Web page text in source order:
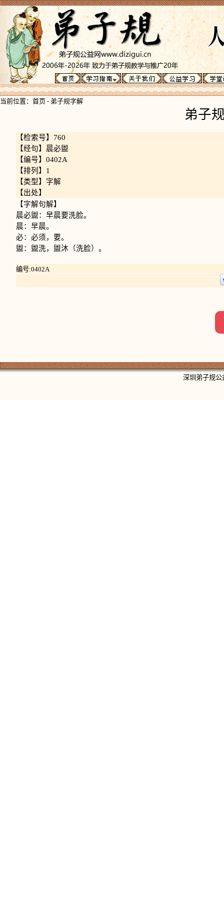
当前位置： 首页 - 弟子规字解
弟子
【检索号】760
【经句】晨必盥
【编号】0402A
【排列】1
【类型】字解
【出处】
【字解句解】
晨必盥：早晨要洗脸。
晨：早晨。
必：必须，要。
盥：盥洗，盥沐（洗脸）。
编号:0402A
深圳弟子规